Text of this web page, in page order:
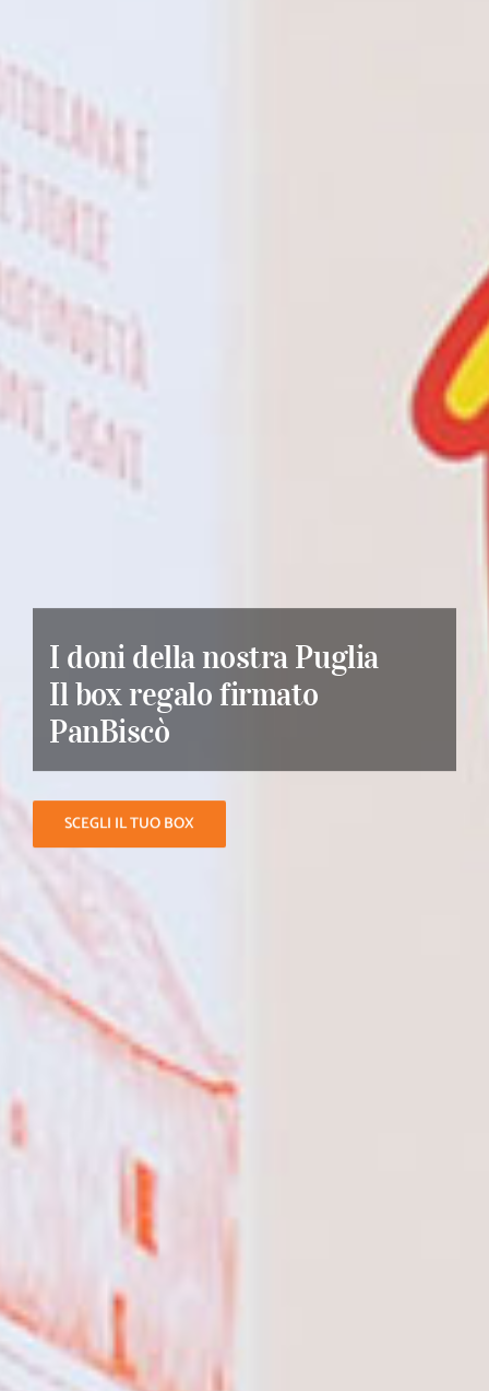
I doni della nostra Puglia
Il box regalo firmato
PanBiscò
SCEGLI IL TUO BOX